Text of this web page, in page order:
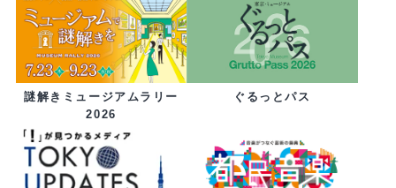
謎解きミュージアムラリー
2026
ぐるっとパス